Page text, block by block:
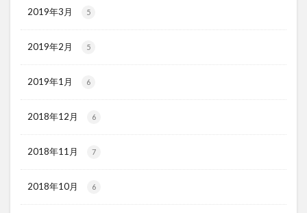
2019年3月 5
2019年2月 5
2019年1月 6
2018年12月 6
2018年11月 7
2018年10月 6